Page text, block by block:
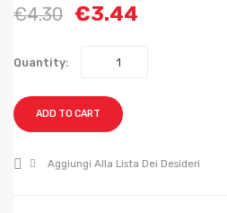
€4.30 €3.44
Quantity:
ADD TO CART
Aggiungi Alla Lista Dei Desideri